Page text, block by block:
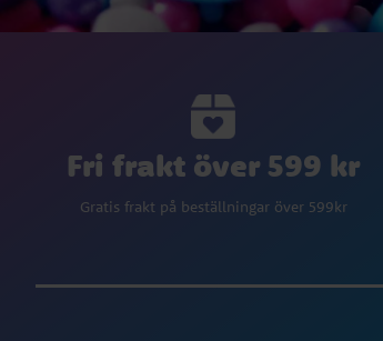
Fri frakt över 599 kr
Gratis frakt på beställningar över 599kr